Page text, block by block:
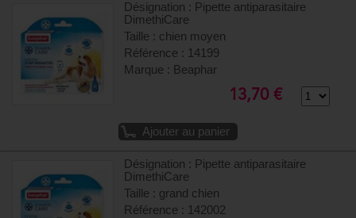
Désignation : Pipette antiparasitaire
DimethiCare
Taille : chien moyen
Référence : 14199
Marque : Beaphar
13,70 €
Ajouter au panier
Désignation : Pipette antiparasitaire
DimethiCare
Taille : grand chien
Référence : 142002